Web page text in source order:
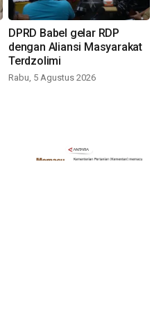
DPRD Babel gelar RDP
dengan Aliansi Masyarakat
Terdzolimi
Rabu, 5 Agustus 2026